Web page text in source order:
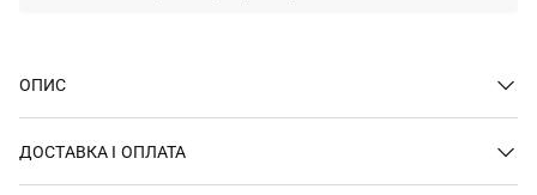
ОПИС
ДОСТАВКА І ОПЛАТА